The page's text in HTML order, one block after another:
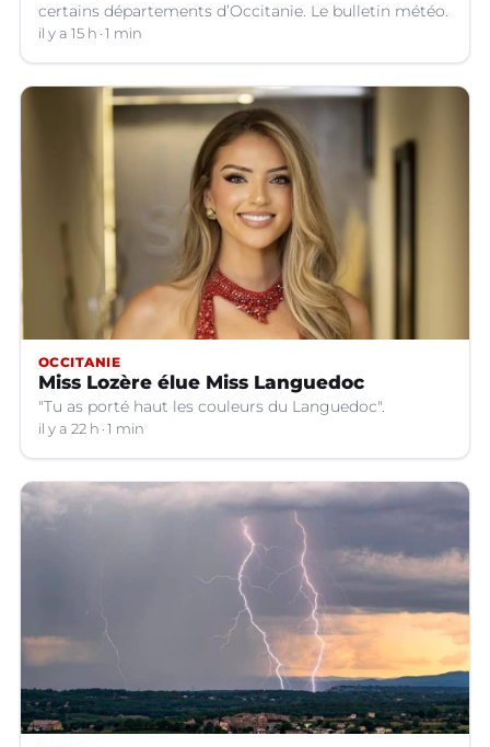
certains départements d’Occitanie. Le bulletin météo.
il y a 15 h 1 min
OCCITANIE
Miss Lozère élue Miss Languedoc
"Tu as porté haut les couleurs du Languedoc".
il y a 22 h 1 min